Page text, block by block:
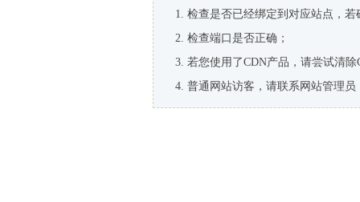
检查是否已经绑定到对应站点，
检查端口是否正确；
若您使用了CDN产品，请尝试清除
普通网站访客，请联系网站管理员